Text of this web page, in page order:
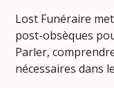
Lost Funéraire
post-obsèques
Parler,
nécessaires dans